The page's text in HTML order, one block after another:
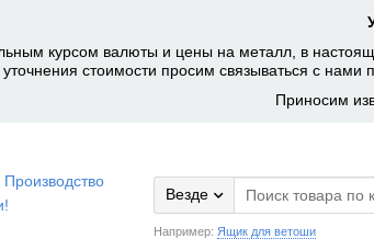
курсом валюты и цены на металл, в
стоимости просим связываться с нами
Приносим
Везде
Например: Ящик для ветоши